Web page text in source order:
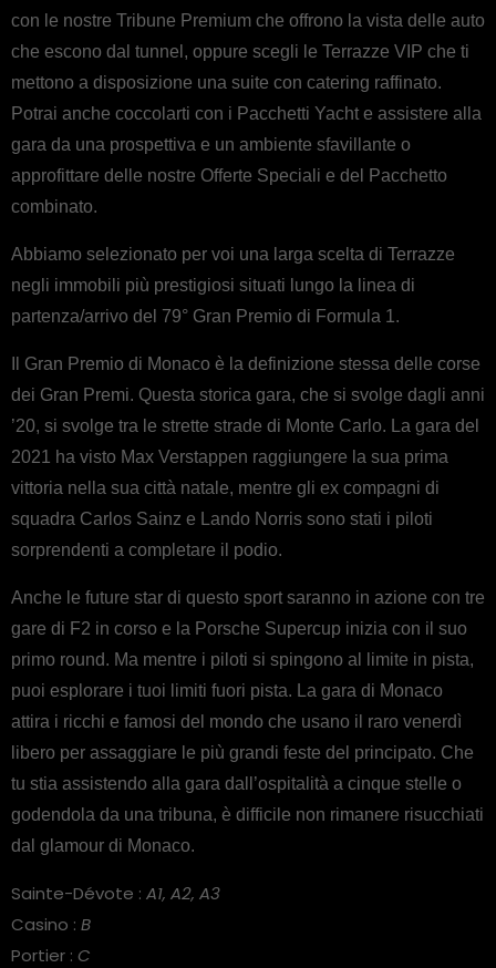
con le nostre Tribune Premium che offrono la vista delle auto
che escono dal tunnel, oppure scegli le Terrazze VIP che ti
mettono a disposizione una suite con catering raffinato.
Potrai anche coccolarti con i Pacchetti Yacht e assistere alla
gara da una prospettiva e un ambiente sfavillante o
approfittare delle nostre Offerte Speciali e del Pacchetto
combinato.
Abbiamo selezionato per voi una larga scelta di Terrazze
negli immobili più prestigiosi situati lungo la linea di
partenza/arrivo del 79° Gran Premio di Formula 1.
Il Gran Premio di Monaco è la definizione stessa delle corse
dei Gran Premi. Questa storica gara, che si svolge dagli anni
’20, si svolge tra le strette strade di Monte Carlo.
La gara del
2021 ha visto Max Verstappen raggiungere la sua prima
vittoria nella sua città natale, mentre gli ex compagni di
squadra Carlos Sainz e Lando Norris sono stati i piloti
sorprendenti a completare il podio.
Anche le future star di questo sport saranno in azione con tre
gare di F2 in corso e la Porsche Supercup inizia con il suo
primo round. Ma mentre i piloti si spingono al limite in pista,
puoi esplorare i tuoi limiti fuori pista. La gara di Monaco
attira i ricchi e famosi del mondo che usano il raro venerdì
libero per assaggiare le più grandi feste del principato. Che
tu stia assistendo alla gara dall’ospitalità a cinque stelle o
godendola da una tribuna, è difficile non rimanere risucchiati
dal glamour di Monaco.
Sainte-Dévote : A1, A2, A3
Casino : B
Portier : C